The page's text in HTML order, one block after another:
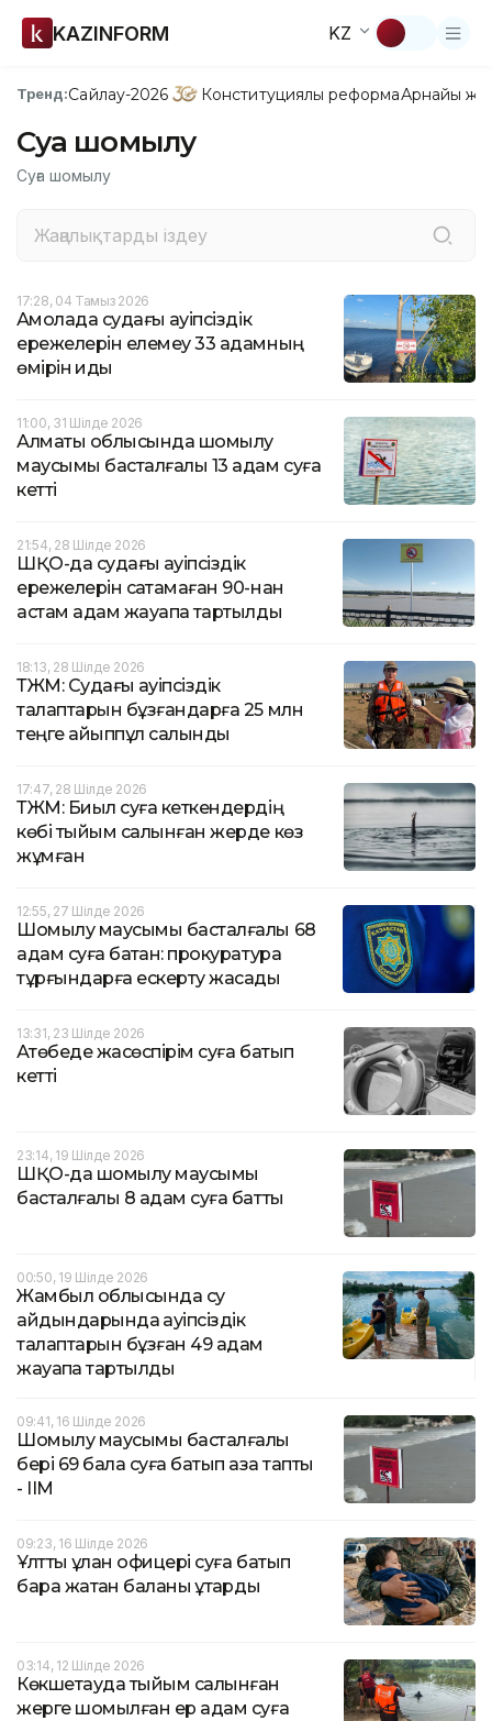
KAZINFORM KZ
Тренд:Сайлау-2026 Конституциялық реформаАрнайы
Суға шомылу
Суға шомылу
17:28, 04 Тамыз 2026
Ақмолада судағы қауіпсіздік
ережелерін елемеу 33 адамның
өмірін қиды
11:00, 31 Шілде 2026
Алматы облысында шомылу
маусымы басталғалы 13 адам суға
кетті
21:54, 28 Шілде 2026
ШҚО-да судағы қауіпсіздік
ережелерін сақтамаған 90-нан
астам адам жауапқа тартылды
18:13, 28 Шілде 2026
ТЖМ: Судағы қауіпсіздік
талаптарын бұзғандарға 25 млн
теңге айыппұл салынды
17:47, 28 Шілде 2026
ТЖМ: Биыл суға кеткендердің
көбі тыйым салынған жерде көз
жұмған
12:55, 27 Шілде 2026
Шомылу маусымы басталғалы 68
адам суға батқан: прокуратура
тұрғындарға ескерту жасады
13:31, 23 Шілде 2026
Ақтөбеде жасөспірім суға батып
кетті
23:14, 19 Шілде 2026
ШҚО-да шомылу маусымы
басталғалы 8 адам суға батты
00:50, 19 Шілде 2026
Жамбыл облысында су
айдындарында қауіпсіздік
талаптарын бұзған 49 адам
жауапқа тартылды
09:41, 16 Шілде 2026
Шомылу маусымы басталғалы
бері 69 бала суға батып қаза тапты
- ІІМ
09:23, 16 Шілде 2026
Ұлттық ұлан офицері суға батып
бара жатқан баланы құтқарды
03:14, 12 Шілде 2026
Көкшетауда тыйым салынған
жерге шомылған ер адам суға